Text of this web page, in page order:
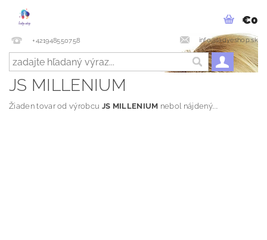
+421948550758 info@ladyeshop.sk
€0
JS MILLENIUM
Žiaden tovar od výrobcu JS MILLENIUM nebol nájdený....